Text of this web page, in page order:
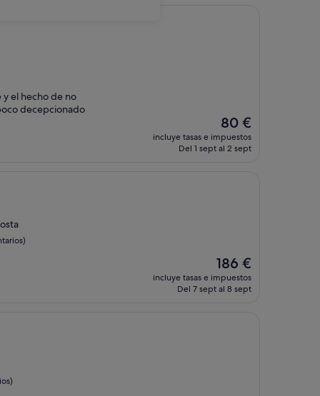
y el hecho de no
decepcionado
El
precio
actual
80 €
incluye tasas e impuestos
Del 1 sept al 2 sept
El
precio
actual
186 €
incluye tasas e impuestos
Del 7 sept al 8 sept